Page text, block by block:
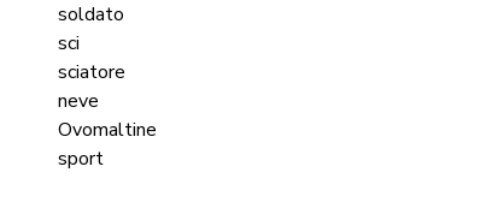
soldato
sci
sciatore
neve
Ovomaltine
sport